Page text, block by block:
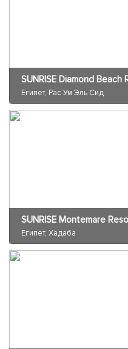
SUNRISE Diamond
Египет, Рас Ум Эль Сид
SUNRISE Montemare
Египет, Хадаба